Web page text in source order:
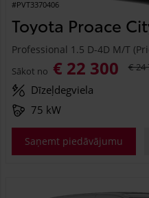
#PVT3370406
Toyota Proace
Professional 1.5 D-4D M/T
Sākot no € 22 300 € 24
Dīzeļdegviela
75 kW
Saņemt piedāvājumu